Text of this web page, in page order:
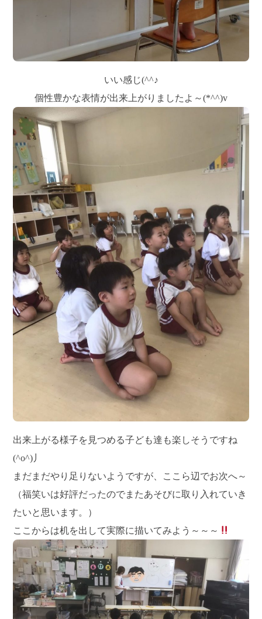
いい感じ(^^♪
個性豊かな表情が出来上がりましたよ～(*^^)v
出来上がる様子を見つめる子ども達も楽しそうですね
(^o^)丿
まだまだやり足りないようですが、ここら辺でお次へ～
（福笑いは好評だったのでまたあそびに取り入れていき
たいと思います。）
ここからは机を出して実際に描いてみよう～～～